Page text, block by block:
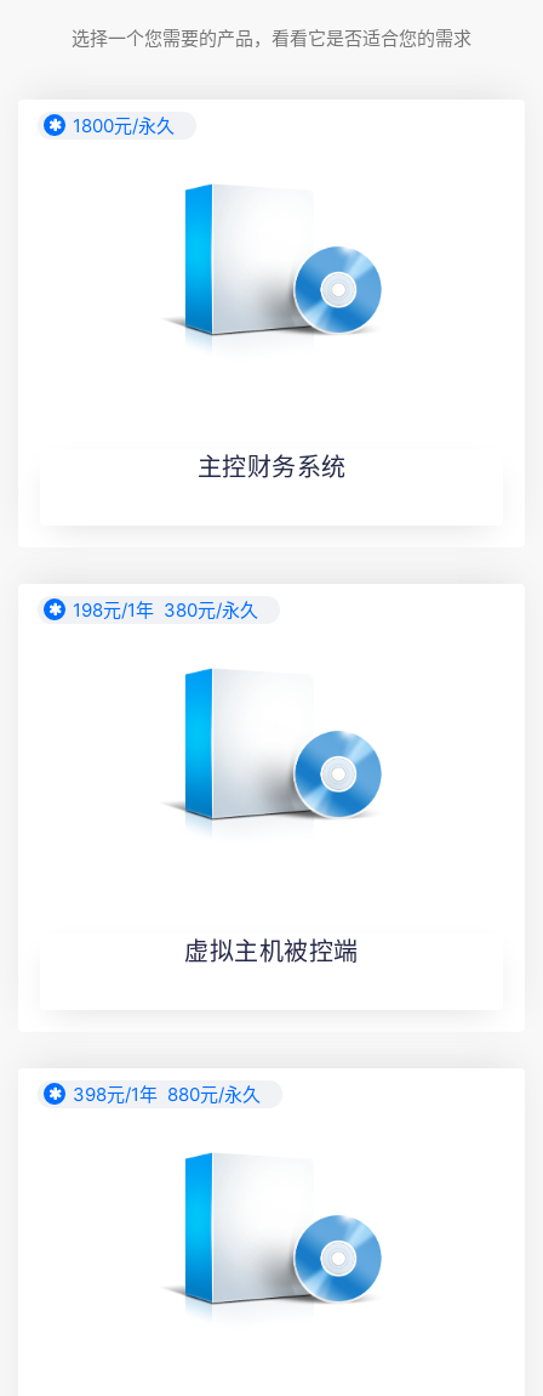
选择一个您需要的产品，看看它是否适合您的需求
1800元/永久
主控财务系统
198元/1年 380元/永久
虚拟主机被控端
398元/1年 880元/永久